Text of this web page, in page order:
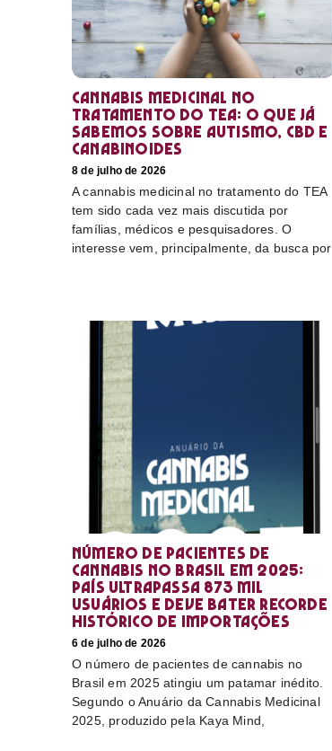
Cannabis medicinal no
tratamento do TEA: o que já
sabemos sobre autismo, CBD e
canabinoides
8 de julho de 2026
A cannabis medicinal no tratamento do TEA
tem sido cada vez mais discutida por
famílias, médicos e pesquisadores. O
interesse vem, principalmente, da busca por
Número de pacientes de
cannabis no Brasil em 2025:
país ultrapassa 873 mil
usuários e deve bater recorde
histórico de importações
6 de julho de 2026
O número de pacientes de cannabis no
Brasil em 2025 atingiu um patamar inédito.
Segundo o Anuário da Cannabis Medicinal
2025, produzido pela Kaya Mind,